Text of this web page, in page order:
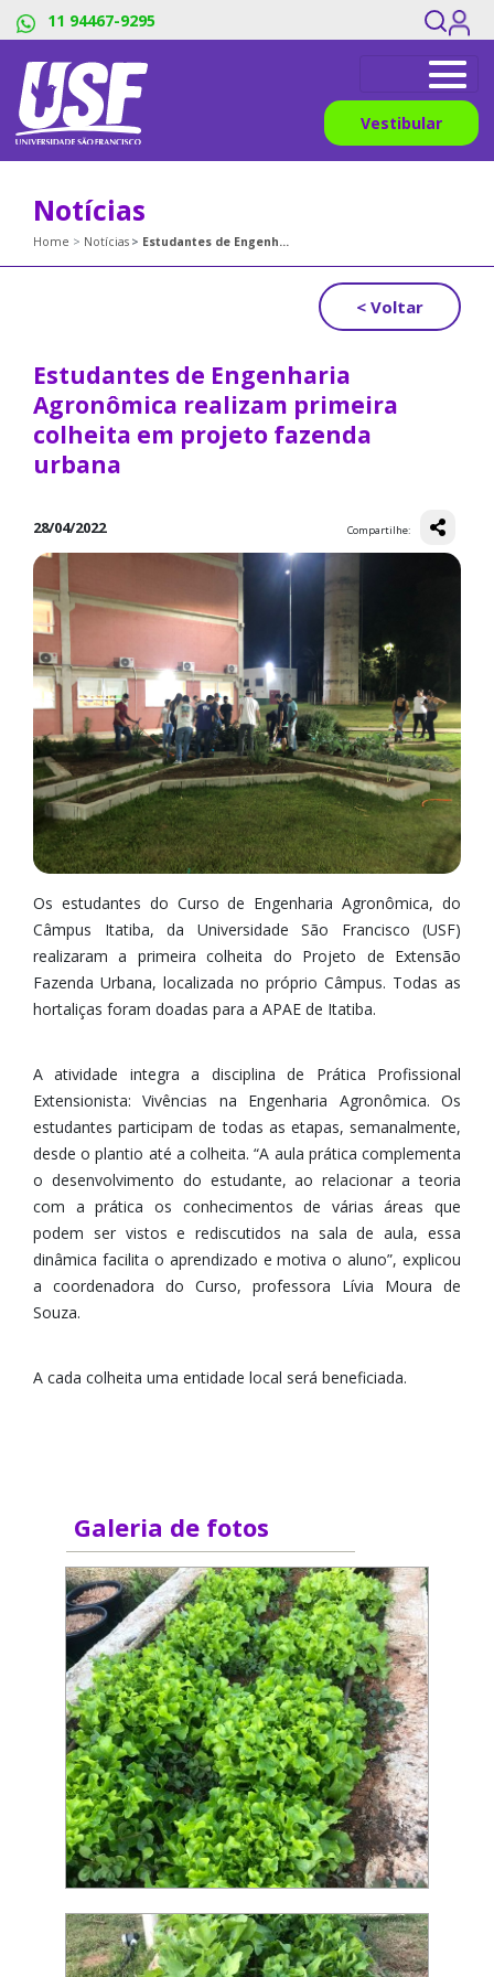
11 94467-9295
Vestibular
Notícias
Home Notícias Estudantes de Engenharia Agronômica realizam primeira colheita em projeto fazenda urbana
< Voltar
Estudantes de Engenharia
Agronômica realizam primeira
colheita em projeto fazenda
urbana
28/04/2022 Compartilhe:
Os estudantes do Curso de Engenharia Agronômica, do
Câmpus Itatiba, da Universidade São Francisco (USF)
realizaram a primeira colheita do Projeto de Extensão
Fazenda Urbana, localizada no próprio Câmpus. Todas as
hortaliças foram doadas para a APAE de Itatiba.
A atividade integra a disciplina de Prática Profissional
Extensionista: Vivências na Engenharia Agronômica. Os
estudantes participam de todas as etapas, semanalmente,
desde o plantio até a colheita. “A aula prática complementa
o desenvolvimento do estudante, ao relacionar a teoria
com a prática os conhecimentos de várias áreas que
podem ser vistos e rediscutidos na sala de aula, essa
dinâmica facilita o aprendizado e motiva o aluno”, explicou
a coordenadora do Curso, professora Lívia Moura de
Souza.
A cada colheita uma entidade local será beneficiada.
Galeria de fotos